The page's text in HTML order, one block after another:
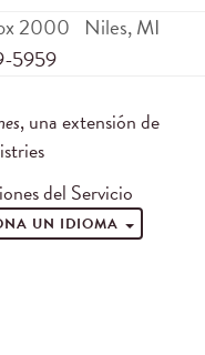
2000 Niles,MI
5959
, una extensión de
del Servicio
UN IDIOMA